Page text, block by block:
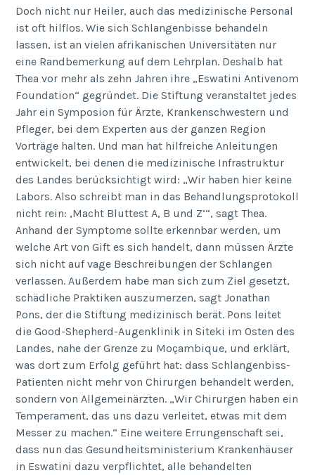
Doch nicht nur Heiler, auch das medizinische Personal
ist oft hilflos. Wie sich Schlangenbisse behandeln
lassen, ist an vielen afrikanischen Universitäten nur
eine Randbemerkung auf dem Lehrplan. Deshalb hat
Thea vor mehr als zehn Jahren ihre „Eswatini Antivenom
Foundation“ gegründet. Die Stiftung veranstaltet jedes
Jahr ein Symposion für Ärzte, Krankenschwestern und
Pfleger, bei dem Experten aus der ganzen Region
Vorträge halten. Und man hat hilfreiche Anleitungen
entwickelt, bei denen die medizinische Infrastruktur
des Landes berücksichtigt wird: „Wir haben hier keine
Labors. Also schreibt man in das Behandlungsprotokoll
nicht rein: ,Macht Bluttest A, B und Z‘“, sagt Thea.
Anhand der Symptome sollte erkennbar werden, um
welche Art von Gift es sich handelt, dann müssen Ärzte
sich nicht auf vage Beschreibungen der Schlangen
verlassen. Außerdem habe man sich zum Ziel gesetzt,
schädliche Praktiken auszumerzen, sagt Jonathan
Pons, der die Stiftung medizinisch berät. Pons leitet
die Good-Shepherd-Augenklinik in Siteki im Osten des
Landes, nahe der Grenze zu Moçambique, und erklärt,
was dort zum Erfolg geführt hat: dass Schlangenbiss-
Patienten nicht mehr von Chirurgen behandelt werden,
sondern von Allgemeinärzten. „Wir Chirurgen haben ein
Temperament, das uns dazu verleitet, etwas mit dem
Messer zu machen.“ Eine weitere Errungenschaft sei,
dass nun das Gesundheitsministerium Krankenhäuser
in Eswatini dazu verpflichtet, alle behandelten